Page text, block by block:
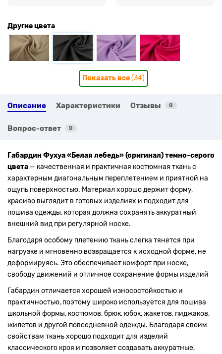
Другие цвета
Показать все(34)
Описание Характеристики Отзывы 0
Вопрос-ответ 0
Габардин Фухуа «Белая лебедь» (оригинал) темно-серого
цвета — качественная и практичная костюмная ткань с
характерным диагональным переплетением и приятной на
ощупь поверхностью. Материал хорошо держит форму,
красиво выглядит в готовых изделиях и подходит для
пошива одежды, которая должна сохранять аккуратный
внешний вид при регулярной носке.
Благодаря особому плетению ткань слегка тянется при
нагрузке и мгновенно возвращается к исходной форме, не
деформируясь. Это обеспечивает комфорт при носке,
свободу движений и отличное сохранение формы изделий
Габардин отличается хорошей износостойкостью и
практичностью, поэтому широко используется для пошива
школьной формы, костюмов, брюк, юбок, жакетов, пиджаков,
жилетов и другой повседневной одежды. Благодаря своим
свойствам ткань хорошо подходит для изделий
классического кроя и позволяет создавать аккуратные,